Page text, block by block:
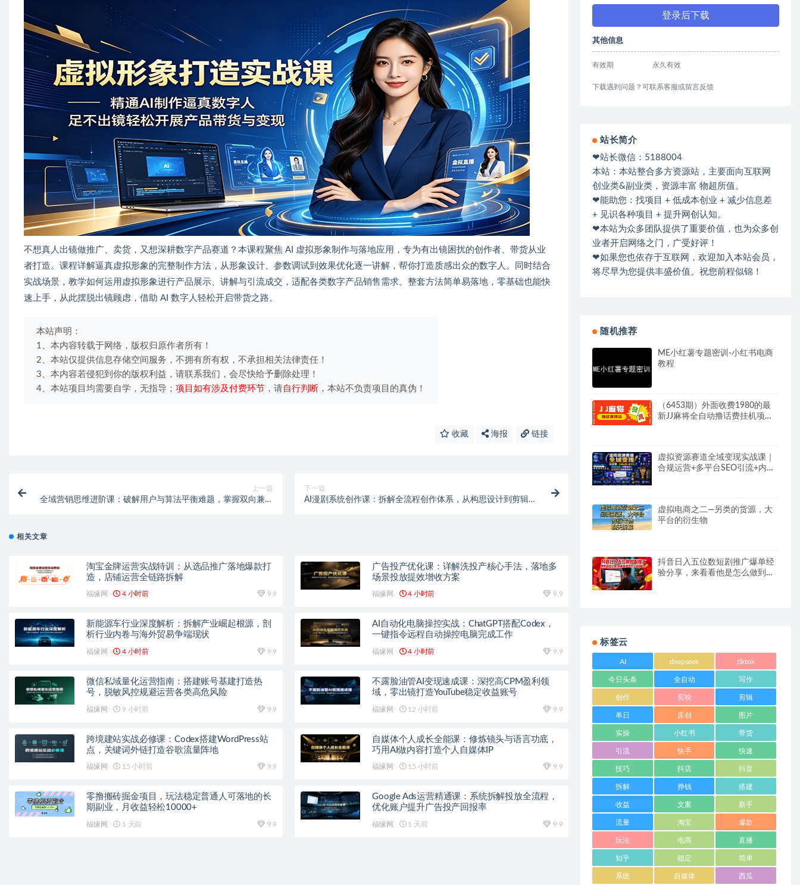
不想真人出镜做推广、卖货，又想深耕数字产品赛道？本课程聚焦 AI 虚拟形象制作与落地应用，专为有出镜困扰的创作者、带货从业
者打造。课程详解逼真虚拟形象的完整制作方法，从形象设计、参数调试到效果优化逐一讲解，帮你打造质感出众的数字人。同时结合
实战场景，教学如何运用虚拟形象进行产品展示、讲解与引流成交，适配各类数字产品销售需求。整套方法简单易落地，零基础也能快
速上手，从此摆脱出镜顾虑，借助 AI 数字人轻松开启带货之路。
本站声明：
1、本内容转载于网络，版权归原作者所有！
2、本站仅提供信息存储空间服务，不拥有所有权，不承担相关法律责任！
3、本内容若侵犯到你的版权利益，请联系我们，会尽快给予删除处理！
4、本站项目均需要自学，无指导； 项目如有涉及付费环节 ，请自行判断 ，本站不负责项目的真伪！
收藏 海报 链接
上一篇
全域营销思维进阶课：破解用户与算法平衡难题，掌握双向兼顾
下一篇
AI漫剧系统创作课：拆解全流程创作体系，从构思设计到剪辑合
相关文章
淘宝金牌运营实战特训：从选品推广落地爆款打
造，店铺运营全链路拆解
福缘网 4 小时前 9.9
广告投产优化课：详解洗投产核心手法，落地多
场景投放提效增收方案
福缘网 4 小时前 9.9
新能源车行业深度解析：拆解产业崛起根源，剖
析行业内卷与海外贸易争端现状
福缘网 4 小时前 9.9
AI自动化电脑操控实战：ChatGPT搭配Codex，
一键指令远程自动操控电脑完成工作
福缘网 4 小时前 9.9
微信私域量化运营指南：搭建账号基建打造热
号，脱敏风控规避运营各类高危风险
福缘网 9 小时前 9.9
不露脸油管AI变现速成课：深挖高CPM盈利领
域，零出镜打造YouTube稳定收益账号
福缘网 12 小时前 9.9
跨境建站实战必修课：Codex搭建WordPress站
点，关键词外链打造谷歌流量阵地
福缘网 15 小时前 9.9
自媒体个人成长全能课：修炼镜头与语言功底，
巧用AI做内容打造个人自媒体IP
福缘网 15 小时前 9.9
零撸搬砖掘金项目，玩法稳定普通人可落地的长
期副业，月收益轻松10000+
福缘网 1 天前 9.9
Google Ads运营精通课：系统拆解投放全流程，
优化账户提升广告投产回报率
福缘网 1 天前 9.9
登录后下载
其他信息
有效期 永久有效
下载遇到问题？可联系客服或留言反馈
站长简介
❤站长微信：5188004
本站：本站整合多方资源站，主要面向互联网
创业类&副业类，资源丰富 物超所值。
❤能助您：找项目 + 低成本创业 + 减少信息差
+ 见识各种项目 + 提升网创认知。
❤本站为众多团队提供了重要价值，也为众多创
业者开启网络之门，广受好评！
❤如果您也依存于互联网，欢迎加入本站会员，
将尽早为您提供丰盛价值。祝您前程似锦！
随机推荐
ME小红薯专题密训-小红书电商
教程
（6453期）外面收费1980的最
新JJ麻将全自动撸话费挂机项
虚拟资源赛道全域变现实战课｜
合规运营+多平台SEO引流+内容
虚拟电商之二—另类的货源，大
平台的衍生物
抖音日入五位数短剧推广爆单经
验分享，来看看他是怎么做到
标签云
AI deepseek tiktok
今日头条 全自动 写作
创作 剪映 剪辑
单日 原创 图片
实操 小红书 带货
引流 快手 快速
技巧 抖店 抖音
拆解 挣钱 搭建
收益 文案 新手
流量 淘宝 爆款
玩法 电商 直播
知乎 稳定 简单
系统 自媒体 西瓜